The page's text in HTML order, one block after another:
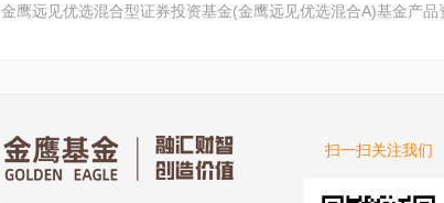
鹰远见优选混合型证券投资基金(金鹰远见优选混合A)基金产品
扫一扫关注我们